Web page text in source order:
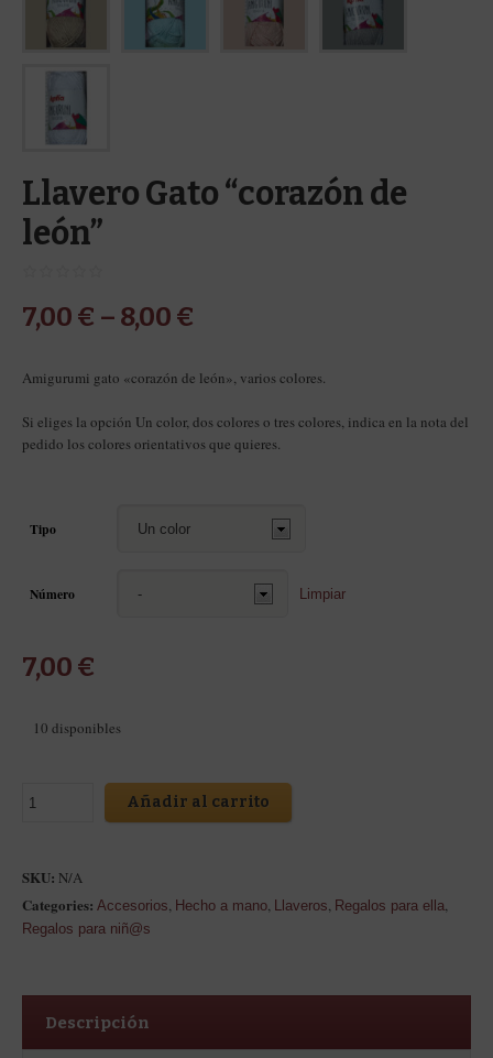
Llavero Gato “corazón de
león”
7,00 € – 8,00 €
Amigurumi gato «corazón de león», varios colores.
Si eliges la opción Un color, dos colores o tres colores, indica en la nota del
pedido los colores orientativos que quieres.
Tipo
Número Limpiar
7,00 €
10 disponibles
Añadir al carrito
SKU: N/A
Categories: Accesorios, Hecho a mano, Llaveros, Regalos para ella,
Regalos para niñ@s
Descripción